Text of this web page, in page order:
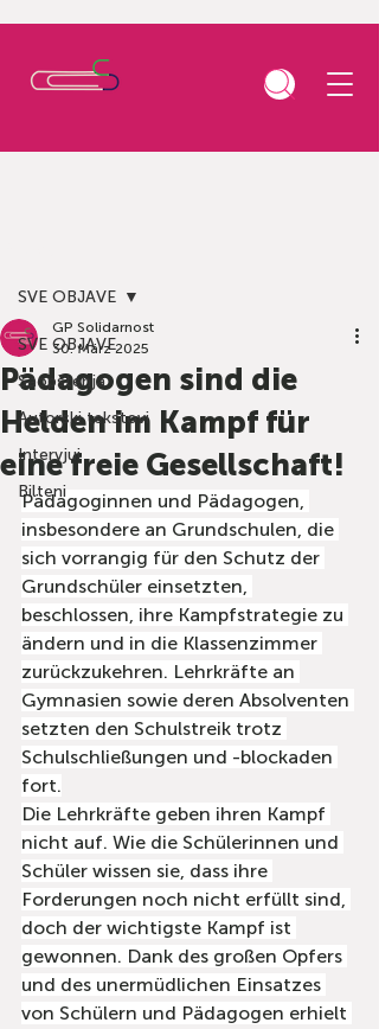
SVE OBJAVE
Saopštenja
Autorski tekstovi
Intervjui
Bilteni
SVE OBJAVE
Pädagogen sind die
Helden im Kampf für
eine freie Gesellschaft!
GP Solidarnost
30. März 2025
Pädagoginnen und Pädagogen,
insbesondere an Grundschulen, die
sich vorrangig für den Schutz der
Grundschüler einsetzten,
beschlossen, ihre Kampfstrategie zu
ändern und in die Klassenzimmer
zurückzukehren. Lehrkräfte an
Gymnasien sowie deren Absolventen
setzten den Schulstreik trotz
Schulschließungen und -blockaden
fort.
Die Lehrkräfte geben ihren Kampf
nicht auf. Wie die Schülerinnen und
Schüler wissen sie, dass ihre
Forderungen noch nicht erfüllt sind,
doch der wichtigste Kampf ist
gewonnen. Dank des großen Opfers
und des unermüdlichen Einsatzes
von Schülern und Pädagogen erhielt